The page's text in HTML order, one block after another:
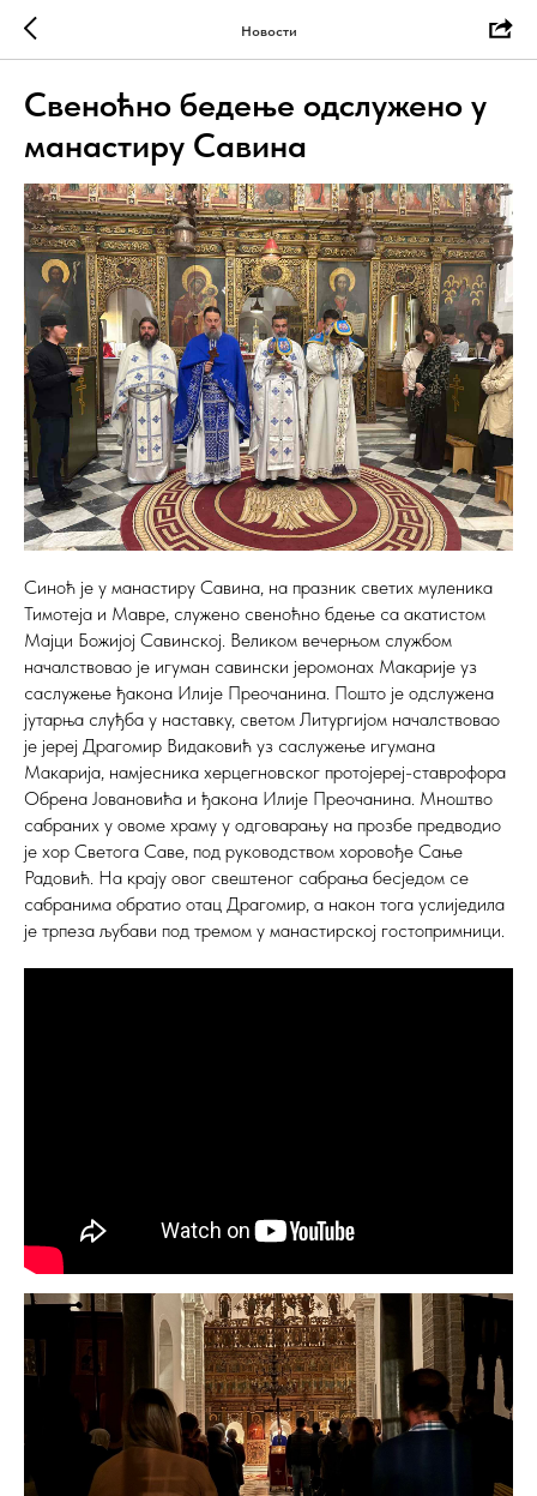
Новости
Свеноћно бедење одслужено у
манастиру Савина
Синоћ је у манастиру Савина, на празник светих муленика
Тимотеја и Мавре, служено свеноћно бдење са акатистом
Мајци Божијој Савинској. Великом вечерњом службом
началствовао је игуман савински јеромонах Макарије уз
саслужење ђакона Илије Преочанина. Пошто је одслужена
јутарња слуђба у наставку, светом Литургијом началствовао
је јереј Драгомир Видаковић уз саслужење игумана
Макарија, намјесника херцегновског протојереј-ставрофора
Обрена Јовановића и ђакона Илије Преочанина. Мноштво
сабраних у овоме храму у одговарању на прозбе предводио
је хор Светога Саве, под руководством хоровође Сање
Радовић. На крају овог свештеног сабрања бесједом се
сабранима обратио отац Драгомир, а након тога услиједила
је трпеза љубави под тремом у манастирској гостопримници.